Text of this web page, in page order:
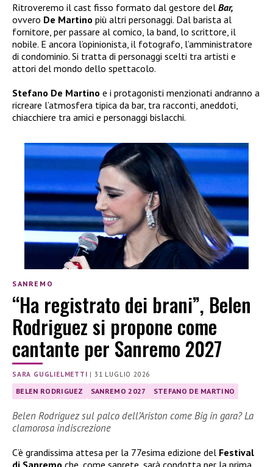
Ritroveremo il cast fisso formato dal gestore del Bar,
ovvero De Martino più altri personaggi. Dal barista al
fornitore, per passare al comico, la band, lo scrittore, il
nobile. E ancora l’opinionista, il fotografo, l’amministratore
di condominio. Si tratta di personaggi scelti tra artisti e
attori del mondo dello spettacolo.
Stefano De Martino e i protagonisti menzionati andranno a
ricreare l’atmosfera tipica da bar, tra racconti, aneddoti,
chiacchiere tra amici e personaggi bislacchi.
SANREMO
“Ha registrato dei brani”, Belen
Rodriguez si propone come
cantante per Sanremo 2027
SARA GUGLIELMETTI |31 LUGLIO 2026
BELEN RODRIGUEZ SANREMO 2027 STEFANO DE MARTINO
Belen Rodriguez sul palco dell’Ariston come Big in gara? La
clamorosa indiscrezione
C’è grandissima attesa per la 77esima edizione del Festival
di Sanremo che, come saprete, sarà condotta per la prima